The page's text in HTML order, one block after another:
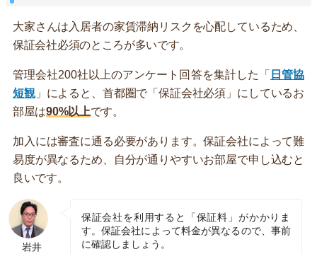
大家さんは入居者の家賃滞納リスクを心配しているため、
保証会社必須のところが多いです。
管理会社200社以上のアンケート回答を集計した「 日管協
短観」によると、首都圏で「保証会社必須」にしているお
部屋は90%以上です。
加入には審査に通る必要があります。保証会社によって難
易度が異なるため、自分が通りやすいお部屋で申し込むと
良いです。
岩井
保証会社を利用すると「保証料」がかかりま
す。保証会社によって料金が異なるので、事前
に確認しましょう。